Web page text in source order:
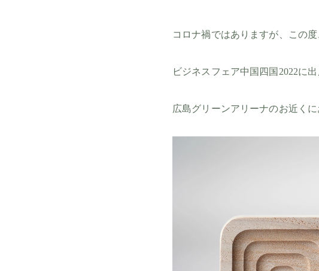
コロナ禍ではありますが、この
ビジネスフェア中国四国2022に
広島グリーンアリーナのお近く